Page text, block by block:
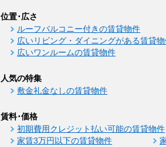
位置･広さ
ルーフバルコニー付きの賃貸物件
広いリビング・ダイニングがある賃貸
広いワンルームの賃貸物件
人気の特集
敷金礼金なしの賃貸物件
賃料･価格
初期費用クレジット払い可能の賃貸物件
家賃3万円以下の賃貸物件